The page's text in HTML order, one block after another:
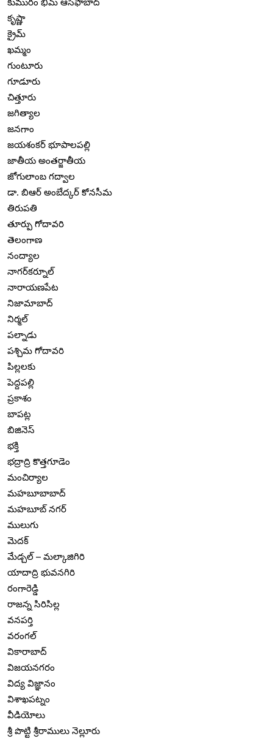
కృష్ణా
క్రైమ్
ఖమ్మం
గుంటూరు
గూడూరు
చిత్తూరు
జగిత్యాల
జనగాం
జయశంకర్ భూపాలపల్లి
జాతీయ అంతర్జాతీయ
జోగులాంబ గద్వాల
డా. బిఆర్ అంబేద్కర్ కోనసీమ
తిరుపతి
తూర్పు గోదావరి
తెలంగాణ
నంద్యాల
నాగర్‌కర్నూల్
నారాయణపేట
నిజామాబాద్
నిర్మల్
పల్నాడు
పశ్చిమ గోదావరి
పిల్లలకు
పెద్దపల్లి
ప్రకాశం
బాపట్ల
బిజినెస్
భక్తి
భద్రాద్రి కొత్తగూడెం
మంచిర్యాల
మహబూబాబాద్
మహబూబ్ నగర్
ములుగు
మెదక్
మేడ్చల్ – మల్కాజిగిరి
యాదాద్రి భువనగిరి
రంగారెడ్డి
రాజన్న సిరిసిల్ల
వనపర్తి
వరంగల్
వికారాబాద్
విజయనగరం
విద్య విజ్ఞానం
విశాఖపట్నం
వీడియోలు
శ్రీ పొట్టి శ్రీరాములు నెల్లూరు